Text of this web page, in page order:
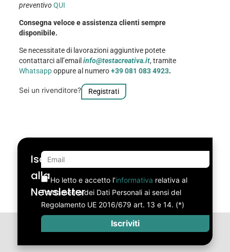
preventivo QUI
Consegna veloce e assistenza clienti sempre
disponibile.
Se necessitate di lavorazioni aggiuntive potete
contattarci all’email info@testacreativa.it, tramite
Whatsappoppure al numero+39 081 083 4923.
Sei un rivenditore? Registrati
Iscriviti
alla
Newsletter
Ho letto e accetto l’informativa relativa al
Trattamento dei Dati Personali ai sensi del
Regolamento UE 2016/679 art. 13 e 14. (*)
Iscriviti